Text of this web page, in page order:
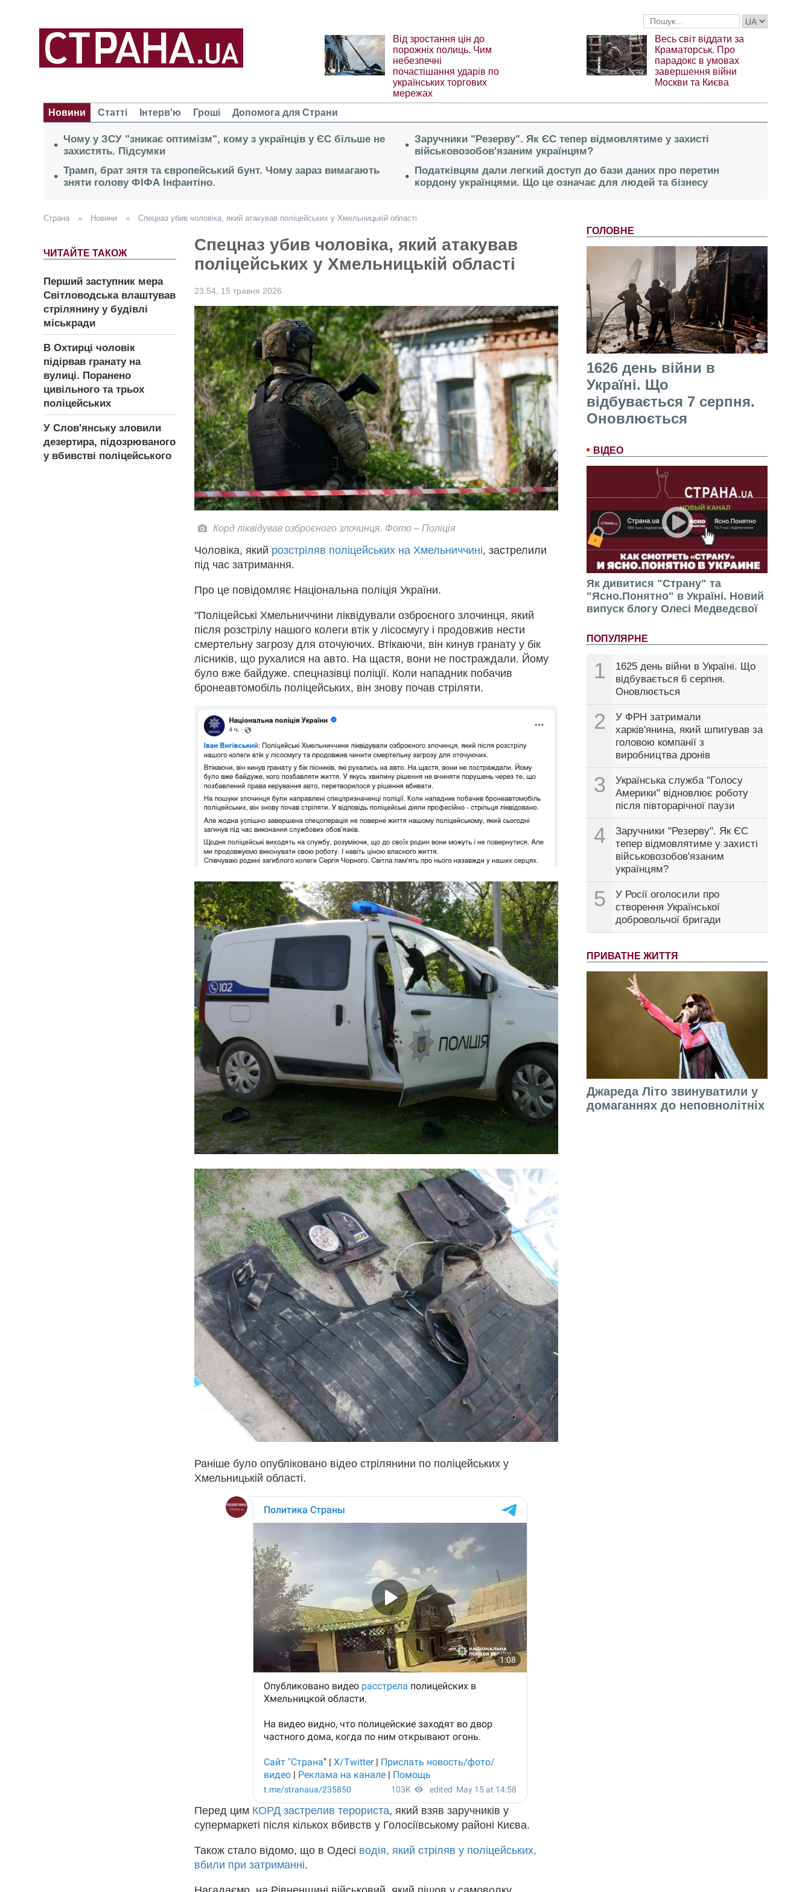
Від зростання цін до
порожніх полиць. Чим
небезпечні
почастішання ударів по
українських торгових
мережах
Весь світ віддати за
Краматорськ. Про
парадокс в умовах
завершення війни
Москви та Києва
Новини Статті Інтерв'ю Гроші Допомога для Страни
Чому у ЗСУ "зникає оптимізм", кому з українців у ЄС більше не
захистять. Підсумки
Трамп, брат зятя та європейський бунт. Чому зараз вимагають
зняти голову ФІФА Інфантіно.
Заручники "Резерву". Як ЄС тепер відмовлятиме у захисті
військовозобов'язаним українцям?
Податківцям дали легкий доступ до бази даних про перетин
кордону українцями. Що це означає для людей та бізнесу
ГОЛОВНЕ
1626 день війни в
Україні. Що
відбувається 7 серпня.
Оновлюється
ВІДЕО
Як дивитися "Страну" та
"Ясно.Понятно" в Україні. Новий
випуск блогу Олесі Медведєвої
ПОПУЛЯРНЕ
1
1625 день війни в Україні. Що
відбувається 6 серпня.
Оновлюється
2
У ФРН затримали
харків'янина, який шпигував за
головою компанії з
виробництва дронів
3
Українська служба "Голосу
Америки" відновлює роботу
після півторарічної паузи
4
Заручники "Резерву". Як ЄС
тепер відмовлятиме у захисті
військовозобов'язаним
українцям?
5
У Росії оголосили про
створення Української
добровольчої бригади
ПРИВАТНЕ ЖИТТЯ
Джареда Літо звинуватили у
домаганнях до неповнолітніх
Страна » Новини » Спецназ убив чоловіка, який атакував поліцейських у Хмельницькій області
ЧИТАЙТЕ ТАКОЖ
Перший заступник мера
Світловодська влаштував
стрілянину у будівлі
міськради
В Охтирці чоловік
підірвав гранату на
вулиці. Поранено
цивільного та трьох
поліцейських
У Слов'янську зловили
дезертира, підозрюваного
у вбивстві поліцейського
Спецназ убив чоловіка, який атакував
поліцейських у Хмельницькій області
23:54, 15 травня 2026
Корд ліквідував озброєного злочинця. Фото – Поліція
Чоловіка, який розстріляв поліцейських на Хмельниччині, застрелили
під час затримання.
Про це повідомляє Національна поліція України.
"Поліцейські Хмельниччини ліквідували озброєного злочинця, який
після розстрілу нашого колеги втік у лісосмугу і продовжив нести
смертельну загрозу для оточуючих. Втікаючи, він кинув гранату у бік
лісників, що рухалися на авто. На щастя, вони не постраждали. Йому
було вже байдуже. спецназівці поліції. Коли нападник побачив
бронеавтомобіль поліцейських, він знову почав стріляти.
Раніше було опубліковано відео стрілянини по поліцейських у
Хмельницькій області.
Перед цим КОРД застрелив терориста, який взяв заручників у
супермаркеті після кількох вбивств у Голосіївському районі Києва.
Також стало відомо, що в Одесі водія, який стріляв у поліцейських,
вбили при затриманні.